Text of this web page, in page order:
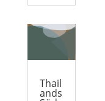
Thail
ands